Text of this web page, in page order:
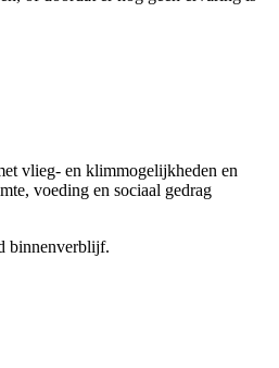
vlieg- en klimmogelijkheden en
voeding en sociaal gedrag
binnenverblijf.